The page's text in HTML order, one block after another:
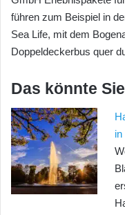
führen zum Beispiel in
Sea Life, mit dem
Doppeldeckerbus quer
Das könnte
in